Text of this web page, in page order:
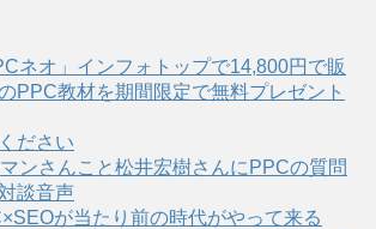
ネオ」インフォトップで14,800円で販
PPC教材を期間限定で無料プレゼント
ださい
マンさんこと松井宏樹さんにPPCの質問
談音声
が当たり前の時代がやって来る